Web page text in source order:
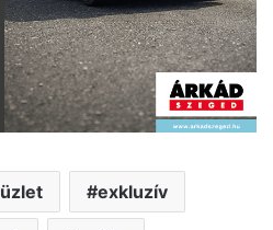
exkluzív